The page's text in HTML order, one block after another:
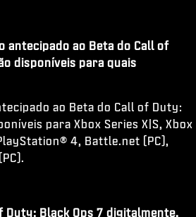
antecipado ao Beta do Call of
disponíveis para quais
ao Beta do Call of Duty:
para Xbox Series X|S, Xbox
4, Battle.net (PC),
Duty: Black Ops 7 digitalmente,